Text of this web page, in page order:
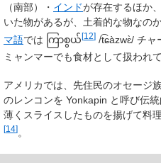
（南部）・ インドが存在するほか
いた物があるが、土着的な物なの
マ語では ကြာစွယ်[12] /t͡ɕàzwɛ̀/ チャ
ミャンマーでも食材として扱われ
アメリカでは、先住民のオセージ
のレンコンを Yonkapin と呼び伝
薄くスライスしたものを揚げて料
[14]